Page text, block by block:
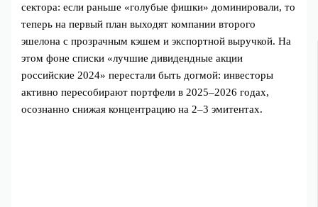
сектора: если раньше «голубые фишки» доминировали, то
теперь на первый план выходят компании второго
эшелона с прозрачным кэшем и экспортной выручкой. На
этом фоне списки «лучшие дивидендные акции
российские 2024» перестали быть догмой: инвесторы
активно пересобирают портфели в 2025–2026 годах,
осознанно снижая концентрацию на 2–3 эмитентах.